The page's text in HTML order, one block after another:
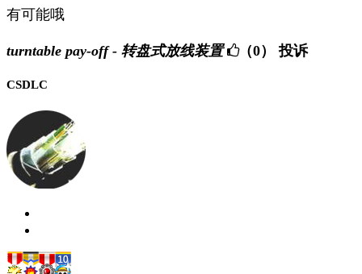
有可能哦
turntable pay-off - 转盘式放线装置 （0） 投诉
CSDLC